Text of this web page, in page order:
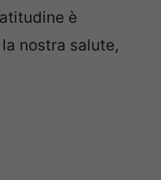
è
nostra salute,